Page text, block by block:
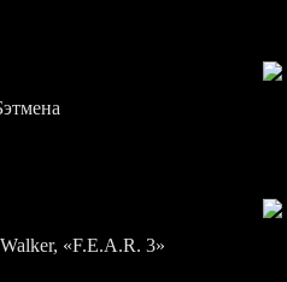
«F.E.A.R. 3»